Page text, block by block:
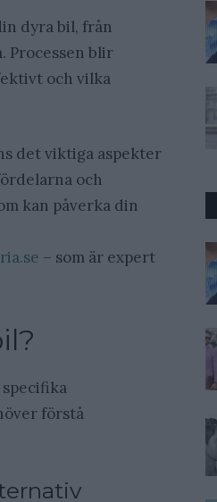
dyra bil, från
Processen blir
och vilka
det viktiga aspekter
och
kan påverka din
– som är expert
förstå